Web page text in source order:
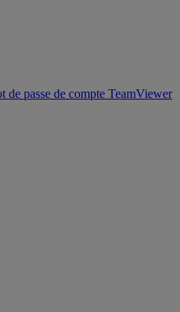
de passe de compte TeamViewer